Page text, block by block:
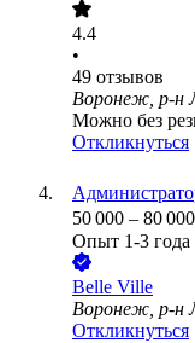
4.4
•
49 отзывов
Воронеж, р-н
Можно без
Откликнуться
50 000 – 80 000
Опыт 1-3 года
Belle Ville
Воронеж, р-н
Откликнуться